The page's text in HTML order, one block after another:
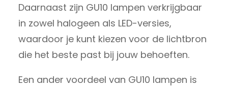
Daarnaast zijn GU10 lampen verkrijgbaar
in zowel halogeen als LED-versies,
waardoor je kunt kiezen voor de lichtbron
die het beste past bij jouw behoeften.
Een ander voordeel van GU10 lampen is